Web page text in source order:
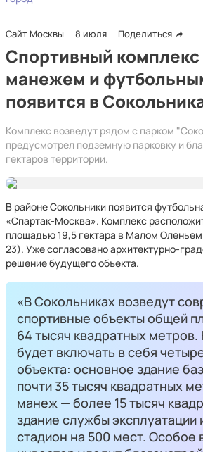
Сайт Москвы 8 июля Поделиться
Спортивный
манежем и
появится в
Комплекс возведут рядом с парком
предусмотрел подземную парковку и
гектаров территории.
В районе Сокольники появится
«Спартак-Москва». Комплекс
площадью 19,5 гектара в Малом
23). Уже согласовано архитектурно-
решение будущего объекта.
«В Сокольниках возведут
спортивные объекты общей
64 тысяч квадратных
будет включать в себя
объекта: основное здание
почти 35 тысяч квадратных
манеж — более 15 тысяч
здание службы
стадион на 500 мест. Особое